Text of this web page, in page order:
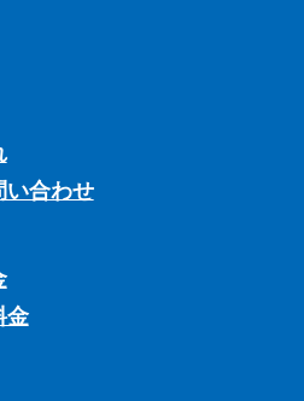
い合わせ
金